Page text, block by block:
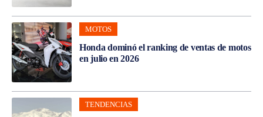
MOTOS
Honda dominó el ranking de ventas de motos
en julio en 2026
TENDENCIAS